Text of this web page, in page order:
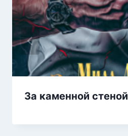
За каменной стеной